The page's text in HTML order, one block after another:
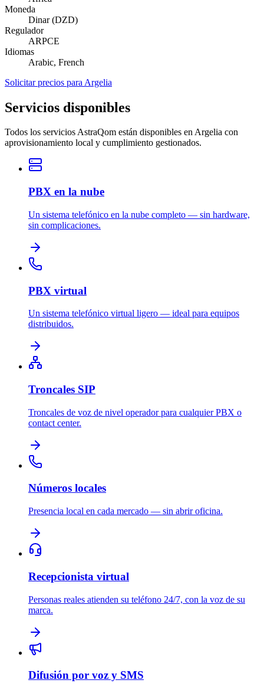
Moneda
Dinar (DZD)
Regulador
ARPCE
Idiomas
Arabic, French
Solicitar precios para Argelia
Servicios disponibles
Todos los servicios AstraQom están disponibles en Argelia con
aprovisionamiento local y cumplimiento gestionados.
PBX en la nube
Un sistema telefónico en la nube completo — sin hardware,
sin complicaciones.
PBX virtual
Un sistema telefónico virtual ligero — ideal para equipos
distribuidos.
Troncales SIP
Troncales de voz de nivel operador para cualquier PBX o
contact center.
Números locales
Presencia local en cada mercado — sin abrir oficina.
Recepcionista virtual
Personas reales atienden su teléfono 24/7, con la voz de su
marca.
Difusión por voz y SMS